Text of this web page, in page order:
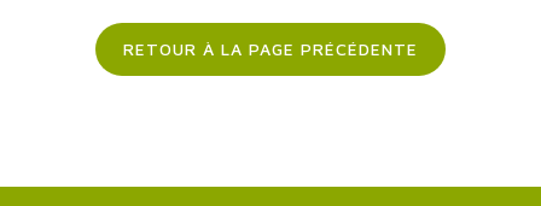
RETOUR À LA PAGE PRÉCÉDENTE